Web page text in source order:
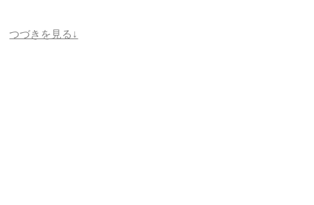
つづきを見る↓